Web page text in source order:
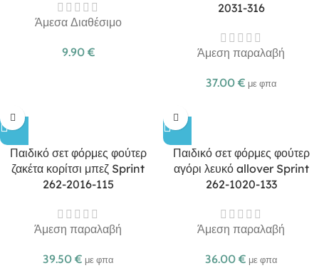
Άμεσα Διαθέσιμο
9.90 €
2031-316
Άμεση παραλαβή
37.00 € με φπα
Παιδικό σετ φόρμες φούτερ
ζακέτα κορίτσι μπεζ Sprint
262-2016-115
Άμεση παραλαβή
39.50 € με φπα
Παιδικό σετ φόρμες φούτερ
αγόρι λευκό allover Sprint
262-1020-133
Άμεση παραλαβή
36.00 € με φπα